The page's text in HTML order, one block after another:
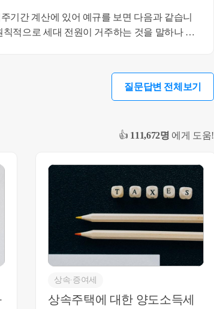
요건의 사실관계가 근무상 형편 등의 요건에
질문답변 전체보기
👍 111,672명 에게 도움!
상속∙증여세
상속주택에 대한 양도소득세